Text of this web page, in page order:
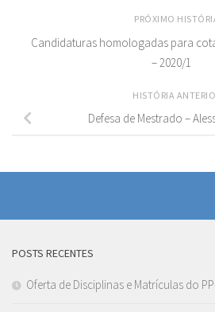
PRÓXIMO
Candidaturas homologadas para
– 2020/1
HISTÓRIA
Defesa de Mestrado –
POSTS RECENTES
Oferta de Disciplinas e Matrículas do